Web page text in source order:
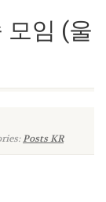
모임 (울
Posts KR